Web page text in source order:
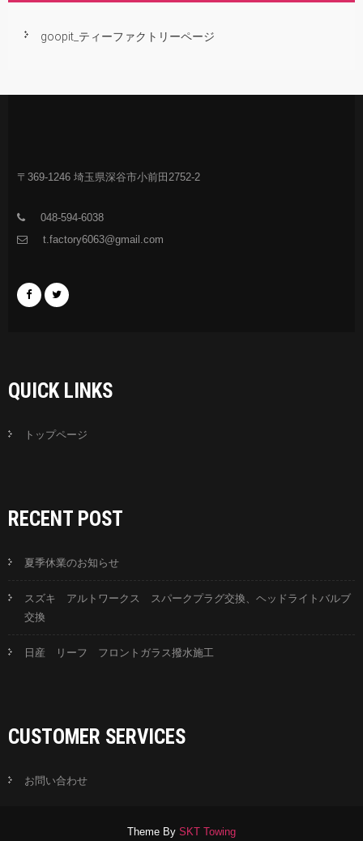
goopit_ティーファクトリーページ
〒369-1246 埼玉県深谷市小前田2752-2
048-594-6038
t.factory6063@gmail.com
QUICK LINKS
トップページ
RECENT POST
夏季休業のお知らせ
スズキ アルトワークス スパークプラグ交換、ヘッドライトバルブ
交換
日産 リーフ フロントガラス撥水施工
CUSTOMER SERVICES
お問い合わせ
Theme By SKT Towing